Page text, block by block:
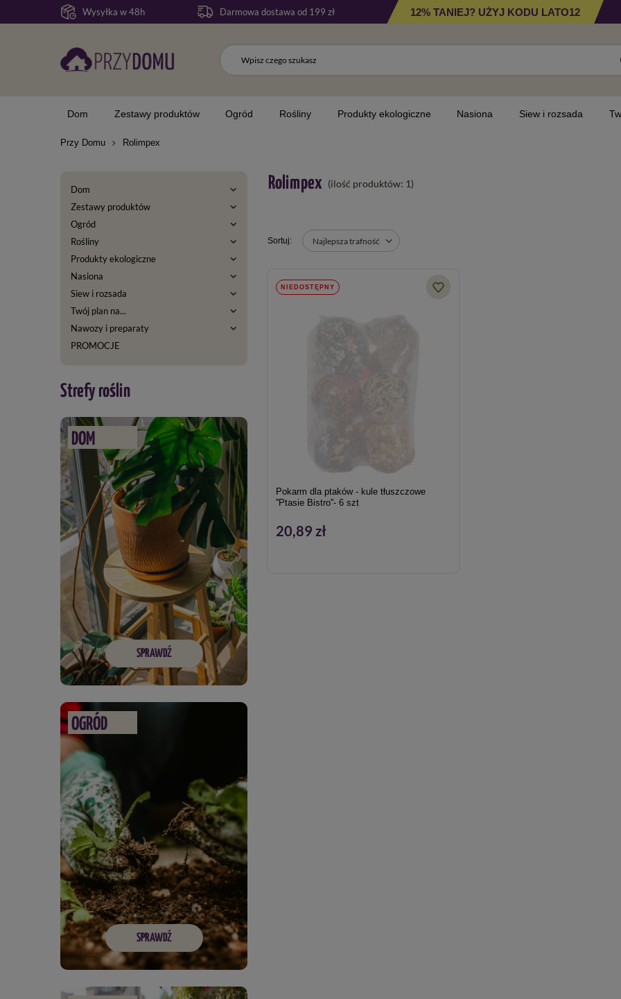
Wysyłka w 48h Darmowa dostawa od 199 zł 12% TANIEJ? UŻYJ KODU LATO12
Dom Zestawy produktów Ogród Rośliny Produkty ekologiczne Nasiona Siew i rozsada
Przy Domu Rolimpex
Dom
Zestawy produktów
Ogród
Rośliny
Produkty ekologiczne
Nasiona
Siew i rozsada
Twój plan na...
Nawozy i preparaty
PROMOCJE
Strefy roślin
DOM
SPRAWDŹ
OGRÓD
SPRAWDŹ
Rolimpex (ilość produktów: 1)
Najlepsza trafność
NIEDOSTĘPNY
Pokarm dla ptaków - kule tłuszczowe
''Ptasie Bistro''- 6 szt
20,89 zł